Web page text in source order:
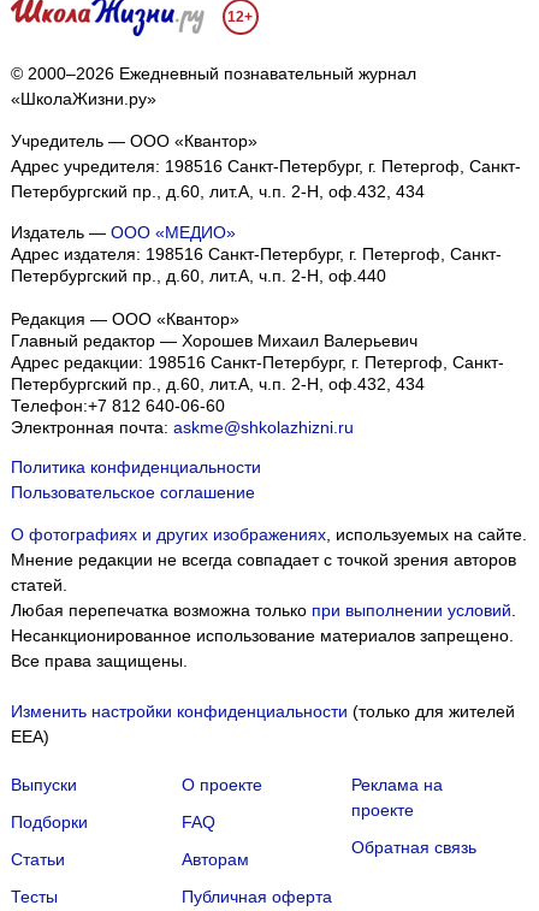
12+
© 2000–2026 Ежедневный познавательный журнал
«ШколаЖизни.ру»
Учредитель — ООО «Квантор»
Адрес учредителя: 198516 Санкт-Петербург, г. Петергоф, Санкт-
Петербургский пр., д.60, лит.А, ч.п. 2-Н, оф.432, 434
Издатель — ООО «МЕДИО»
Адрес издателя: 198516 Санкт-Петербург, г. Петергоф, Санкт-
Петербургский пр., д.60, лит.А, ч.п. 2-Н, оф.440
Редакция — ООО «Квантор»
Главный редактор — Хорошев Михаил Валерьевич
Адрес редакции: 198516 Санкт-Петербург, г. Петергоф, Санкт-
Петербургский пр., д.60, лит.А, ч.п. 2-Н, оф.432, 434
Телефон:+7 812 640-06-60
Электронная почта: askme@shkolazhizni.ru
Политика конфиденциальности
Пользовательское соглашение
О фотографиях и других изображениях, используемых на сайте.
Мнение редакции не всегда совпадает с точкой зрения авторов
статей.
Любая перепечатка возможна только при выполнении условий.
Несанкционированное использование материалов запрещено.
Все права защищены.
Изменить настройки конфиденциальности (только для жителей
EEA)
Выпуски
Подборки
Статьи
Тесты
О проекте
FAQ
Авторам
Публичная оферта
Реклама на
проекте
Обратная связь